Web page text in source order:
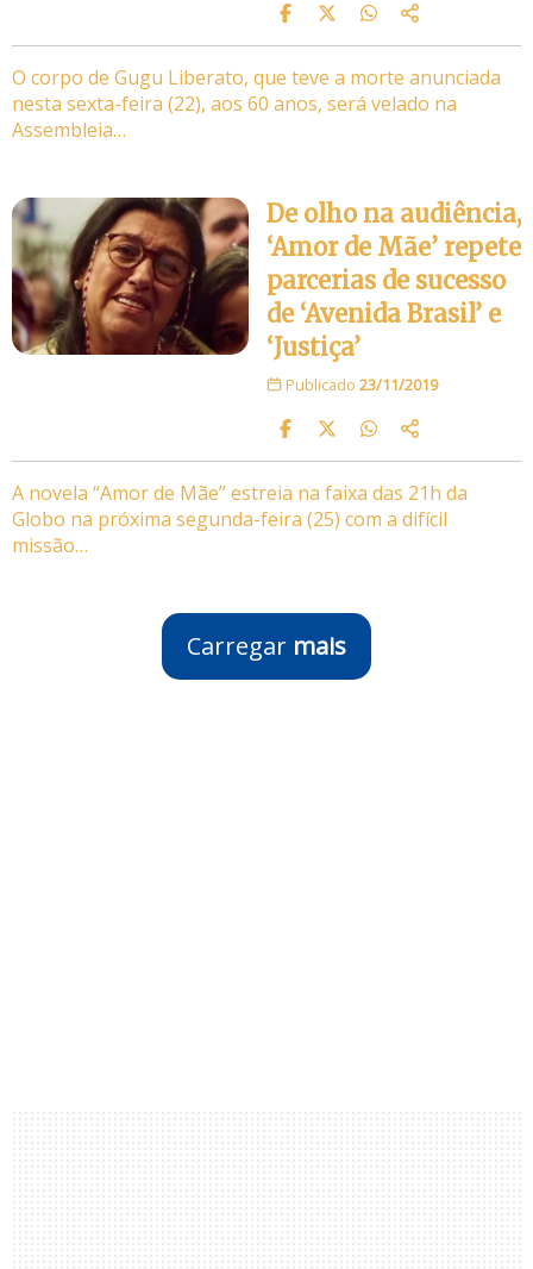
O corpo de Gugu Liberato, que teve a morte anunciada
nesta sexta-feira (22), aos 60 anos, será velado na
Assembleia…
De olho na audiência,
‘Amor de Mãe’ repete
parcerias de sucesso
de ‘Avenida Brasil’ e
‘Justiça’
Publicado 23/11/2019
A novela “Amor de Mãe” estreia na faixa das 21h da
Globo na próxima segunda-feira (25) com a difícil
missão…
Carregar mais